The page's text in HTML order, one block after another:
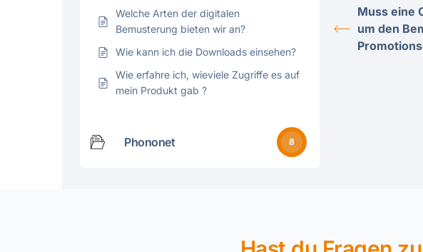
Welche Arten der digitalen
Bemusterung bieten wir an?
Wie kann ich die Downloads einsehen?
Wie erfahre ich, wieviele Zugriffe es auf
mein Produkt gab ?
Phononet 8
Muss eine
um den